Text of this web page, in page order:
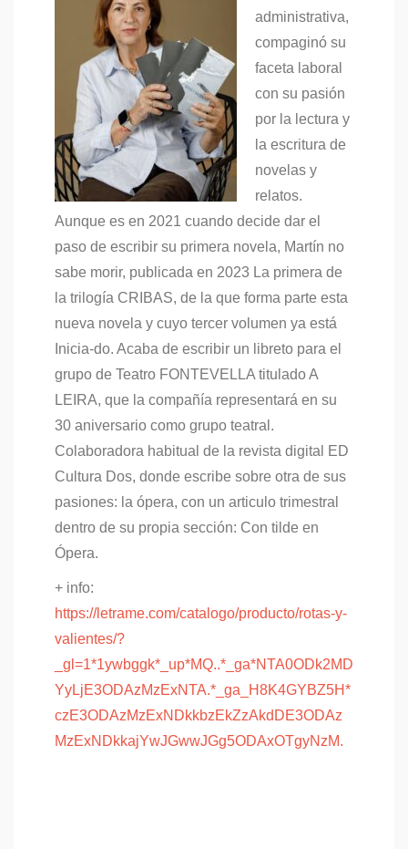
administrativa,
compaginó su
faceta laboral
con su pasión
por la lectura y
la escritura de
novelas y
relatos.
Aunque es en 2021 cuando decide dar el
paso de escribir su primera novela, Martín no
sabe morir, publicada en 2023 La primera de
la trilogía CRIBAS, de la que forma parte esta
nueva novela y cuyo tercer volumen ya está
Inicia-do. Acaba de escribir un libreto para el
grupo de Teatro FONTEVELLA titulado A
LEIRA, que la compañía representará en su
30 aniversario como grupo teatral.
Colaboradora habitual de la revista digital ED
Cultura Dos, donde escribe sobre otra de sus
pasiones: la ópera, con un articulo trimestral
dentro de su propia sección: Con tilde en
Ópera.
+ info:
https://letrame.com/catalogo/producto/rotas-y-
valientes/?
_gl=1*1ywbggk*_up*MQ..*_ga*NTA0ODk2MD
YyLjE3ODAzMzExNTA.*_ga_H8K4GYBZ5H*
czE3ODAzMzExNDkkbzEkZzAkdDE3ODAz
MzExNDkkajYwJGwwJGg5ODAxOTgyNzM.